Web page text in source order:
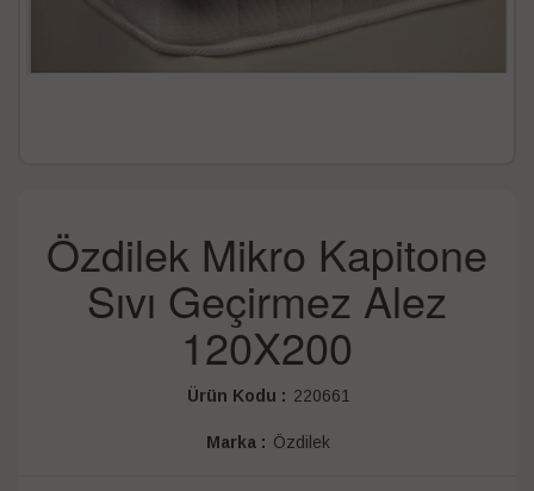
Özdilek Mikro Kapitone
Sıvı Geçirmez Alez
120X200
Ürün Kodu : 220661
Marka : Özdilek